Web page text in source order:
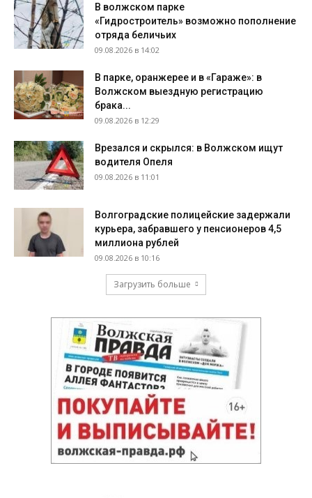
В волжском парке
«Гидростроитель» возможно пополнение
отряда беличьих
09.08.2026 в 14:02
В парке, оранжерее и в «Гараже»: в
Волжском выездную регистрацию
брака...
09.08.2026 в 12:29
Врезался и скрылся: в Волжском ищут
водителя Опеля
09.08.2026 в 11:01
Волгоградские полицейские задержали
курьера, забравшего у пенсионеров 4,5
миллиона рублей
09.08.2026 в 10:16
Загрузить больше